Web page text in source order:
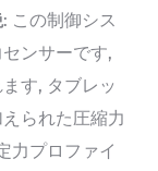
: この制御シス
ンサーです,
す, タブレッ
られた圧縮力
力プロファイ